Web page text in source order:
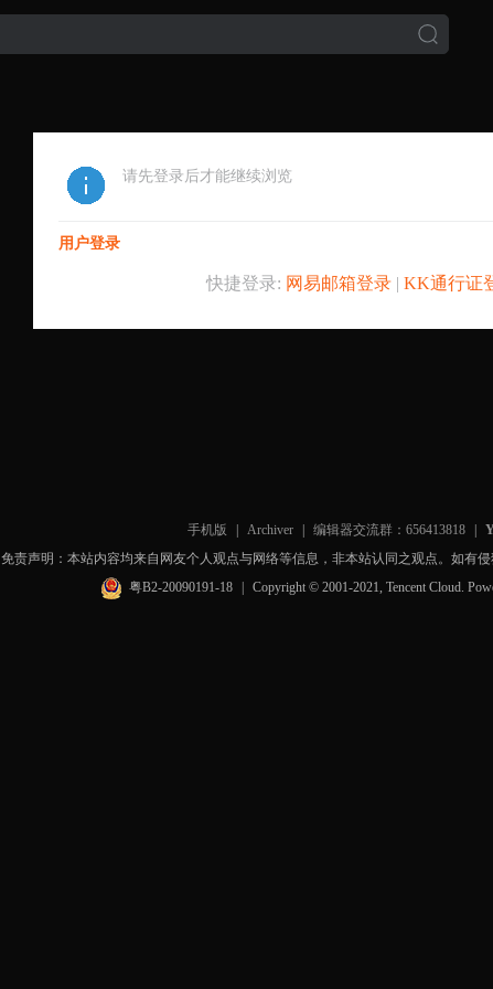
请先登录后才能继续浏览
用户登录
快捷登录: 网易邮箱登录| KK通行证
手机版 Archiver 编辑器交流群：656413818
免责声明：本站内容均来自网友个人观点与网络等信息，非本站认同之观点。如有
粤B2-20090191-18
Copyright © 2001-2021, Tencent Cloud.